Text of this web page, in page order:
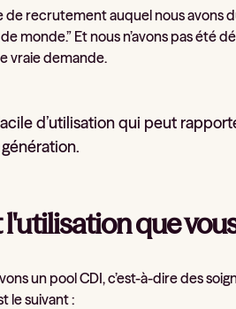
de recrutement auquel nous avons
monde.” Et nous n’avons pas
vraie demande.
d’utilisation qui peut
que
un pool CDI, c’est-à-dire des
le suivant :